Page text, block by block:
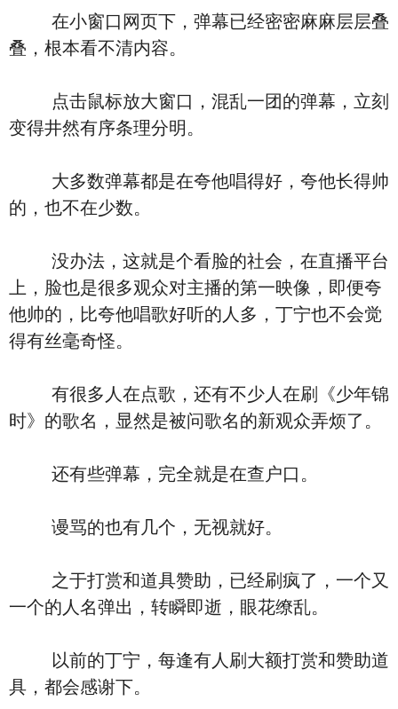
在小窗口网页下，弹幕已经密密麻麻层层叠
叠，根本看不清内容。
点击鼠标放大窗口，混乱一团的弹幕，立刻
变得井然有序条理分明。
大多数弹幕都是在夸他唱得好，夸他长得帅
的，也不在少数。
没办法，这就是个看脸的社会，在直播平台
上，脸也是很多观众对主播的第一映像，即便夸
他帅的，比夸他唱歌好听的人多，丁宁也不会觉
得有丝毫奇怪。
有很多人在点歌，还有不少人在刷《少年锦
时》的歌名，显然是被问歌名的新观众弄烦了。
还有些弹幕，完全就是在查户口。
谩骂的也有几个，无视就好。
之于打赏和道具赞助，已经刷疯了，一个又
一个的人名弹出，转瞬即逝，眼花缭乱。
以前的丁宁，每逢有人刷大额打赏和赞助道
具，都会感谢下。